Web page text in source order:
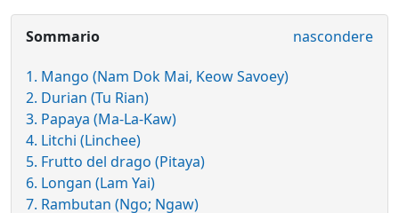
Sommario nascondere
1. Mango (Nam Dok Mai, Keow Savoey)
2. Durian (Tu Rian)
3. Papaya (Ma-La-Kaw)
4. Litchi (Linchee)
5. Frutto del drago (Pitaya)
6. Longan (Lam Yai)
7. Rambutan (Ngo; Ngaw)